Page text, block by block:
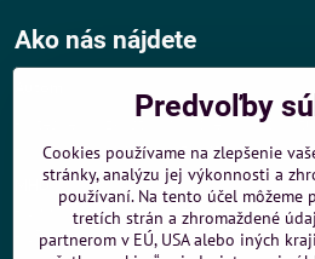
Ako nás nájdete
- v tesnej blízkosti diaľničného obchvatu
- dobré parkovacie možnosti 40 m od
MHD:
- 200 m od zastávky MHD Záporožská -
- 250 m od zastávky MHD ŽST
Predvoľby
Cookies používame na zlepšenie
stránky, analýzu jej výkonnosti a
používaní. Na tento účel môžeme
tretích strán a zhromaždené
partnerom v EÚ, USA alebo iných